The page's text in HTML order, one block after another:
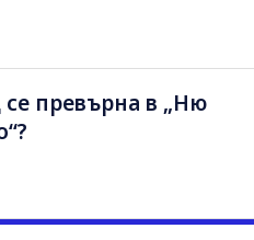
превърна в „Ню